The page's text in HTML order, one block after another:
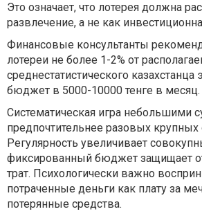
Это означает, что лотерея должна
развлечение, а не как
Финансовые консультанты
лотереи не более 1-2% от
среднестатистического казахстанца
бюджет в 5000-10000 тенге в месяц.
Систематическая игра небольшими
предпочтительнее разовых крупных
Регулярность увеличивает
фиксированный бюджет защищает
трат. Психологически важно
потраченные деньги как плату за
потерянные средства.